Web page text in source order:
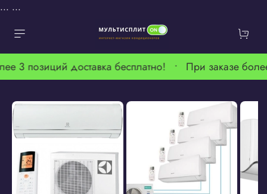
... ...
3 позиций доставка бесплатно! • При заказе